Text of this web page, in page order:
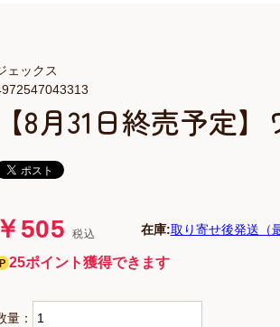
【8月31日終売予定
ェックス
￥505 税込 在庫:取り寄せ後発送（
25ポイント獲得できます
量：